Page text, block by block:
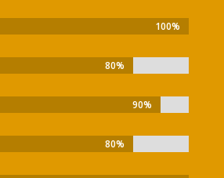
100%
100%
80%
80%
90%
90%
80%
80%